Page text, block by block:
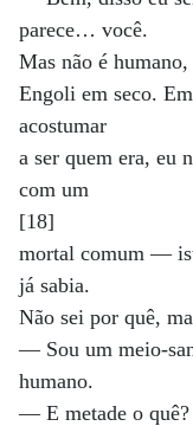
parece… você.
Mas não é humano,
Engoli em seco.
acostumar
a ser quem era, eu
com um
[18]
mortal comum —
já sabia.
Não sei por quê,
— Sou um meio-
humano.
— E metade o quê?